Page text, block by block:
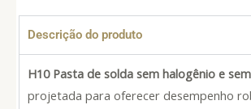
Descrição do produto
H10 Pasta de solda sem halogênio e
projetada para oferecer desempenho